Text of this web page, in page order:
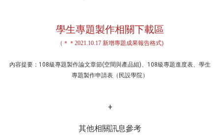
​ 學生專題製作相關下載區
（＊＊ 2021.10.17 新增專題成果報告格式)
內容提要：108級專題製作論文章節(空間與產品組)、108級專題進度表、學生
專題製作申請表（民設學院）
+
其他相關訊息參考